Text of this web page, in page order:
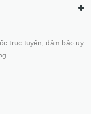
trực tuyến, đảm bảo uy